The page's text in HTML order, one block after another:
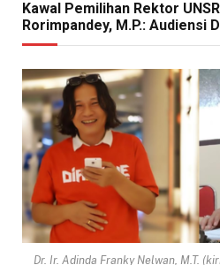
Kawal Pemilihan Rektor
Rorimpandey, M.P.: Audiensi
Dr. Ir. Adinda Franky Nelwan, M.T.